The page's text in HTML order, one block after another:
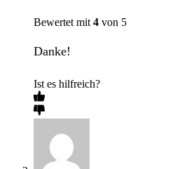
Bewertet mit 4 von 5
Danke!
Ist es hilfreich?